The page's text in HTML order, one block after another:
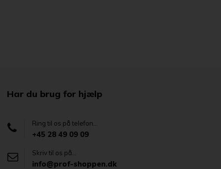
Har du brug for hjælp
Ring til os på telefon...
+45 28 49 09 09
Skriv til os på...
info@prof-shoppen.dk